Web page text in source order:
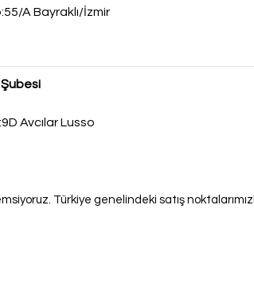
A Bayraklı/İzmir
Avcılar Lusso
Türkiye genelindeki satış